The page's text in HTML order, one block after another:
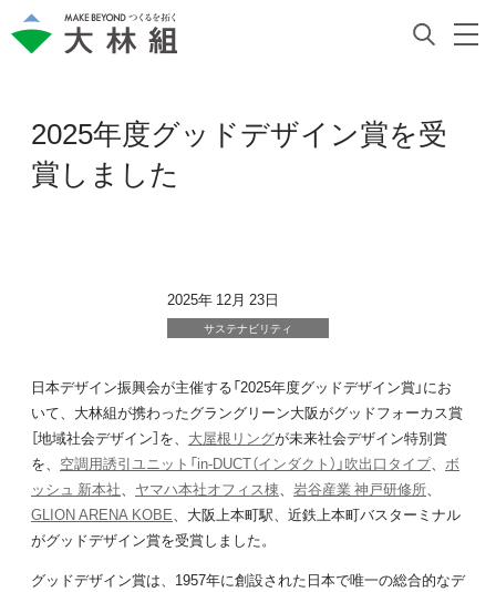
2025年度グッドデザイン賞を受
賞しました
2025年 12月 23日
サステナビリティ
日本デザイン振興会が主催する「2025年度グッドデザイン賞」にお
いて、大林組が携わったグラングリーン大阪がグッドフォーカス賞
［地域社会デザイン］を、 大屋根リングが未来社会デザイン特別賞
を、 空調用誘引ユニット「in-DUCT（インダクト）」吹出口タイプ、 ボ
ッシュ 新本社、 ヤマハ本社オフィス棟、 岩谷産業 神戸研修所、
GLION ARENA KOBE、大阪上本町駅、近鉄上本町バスターミナル
がグッドデザイン賞を受賞しました。
グッドデザイン賞は、1957年に創設された日本で唯一の総合的なデ